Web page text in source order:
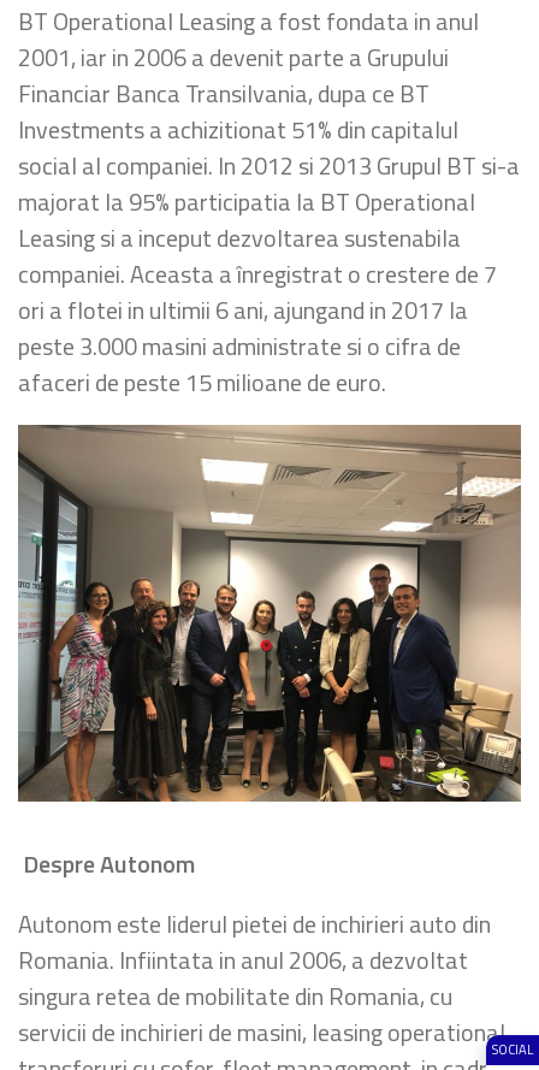
SOCIAL
BT Operational Leasing a fost fondata in anul
2001, iar in 2006 a devenit parte a Grupului
Financiar Banca Transilvania, dupa ce BT
Investments a achizitionat 51% din capitalul
social al companiei. In 2012 si 2013 Grupul BT si-a
majorat la 95% participatia la BT Operational
Leasing si a inceput dezvoltarea sustenabila
companiei. Aceasta a înregistrat o crestere de 7
ori a flotei in ultimii 6 ani, ajungand in 2017 la
peste 3.000 masini administrate si o cifra de
afaceri de peste 15 milioane de euro.
Despre Autonom
Autonom este liderul pietei de inchirieri auto din
Romania. Infiintata in anul 2006, a dezvoltat
singura retea de mobilitate din Romania, cu
servicii de inchirieri de masini, leasing operational,